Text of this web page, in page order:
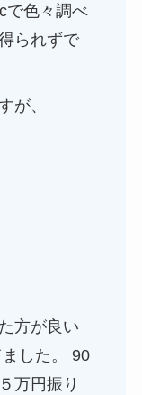
で色々調べ
られずで
が、
方が良い
した。 90
万円振り